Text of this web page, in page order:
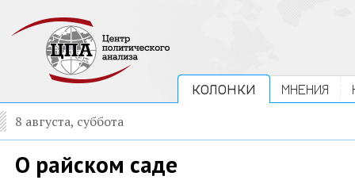
КОЛОНКИ МНЕНИЯ
8 августа, суббота
О райском саде